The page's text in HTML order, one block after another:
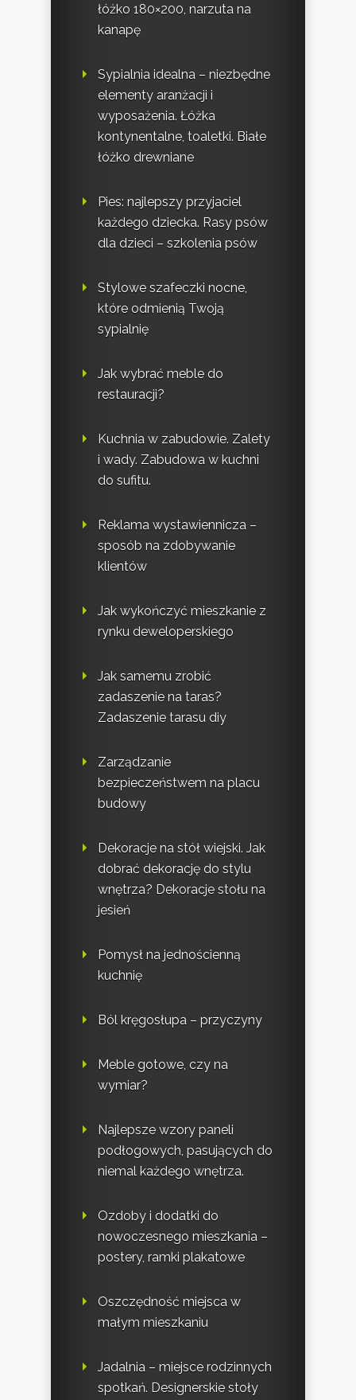
łóżko 180×200, narzuta na
kanapę
Sypialnia idealna – niezbędne
elementy aranżacji i
wyposażenia. Łóżka
kontynentalne, toaletki. Białe
łóżko drewniane
Pies: najlepszy przyjaciel
każdego dziecka. Rasy psów
dla dzieci – szkolenia psów
Stylowe szafeczki nocne,
które odmienią Twoją
sypialnię
Jak wybrać meble do
restauracji?
Kuchnia w zabudowie. Zalety
i wady. Zabudowa w kuchni
do sufitu.
Reklama wystawiennicza –
sposób na zdobywanie
klientów
Jak wykończyć mieszkanie z
rynku deweloperskiego
Jak samemu zrobić
zadaszenie na taras?
Zadaszenie tarasu diy
Zarządzanie
bezpieczeństwem na placu
budowy
Dekoracje na stół wiejski. Jak
dobrać dekorację do stylu
wnętrza? Dekoracje stołu na
jesień
Pomysł na jednościenną
kuchnię
Ból kręgosłupa – przyczyny
Meble gotowe, czy na
wymiar?
Najlepsze wzory paneli
podłogowych, pasujących do
niemal każdego wnętrza.
Ozdoby i dodatki do
nowoczesnego mieszkania –
postery, ramki plakatowe
Oszczędność miejsca w
małym mieszkaniu
Jadalnia – miejsce rodzinnych
spotkań. Designerskie stoły